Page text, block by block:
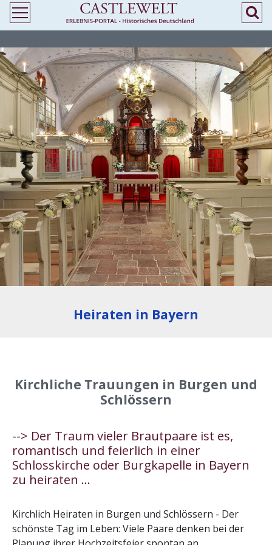
Castlewelt
Heiraten in Bayern
Kirchliche Trauungen in Burgen und
Schlössern
--> Der Traum vieler Brautpaare ist es,
romantisch und feierlich in einer
Schlosskirche oder Burgkapelle in Bayern
zu heiraten ...
Kirchlich Heiraten in Burgen und Schlössern - Der
schönste Tag im Leben: Viele Paare denken bei der